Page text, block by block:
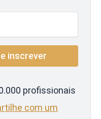
profissionais
com um